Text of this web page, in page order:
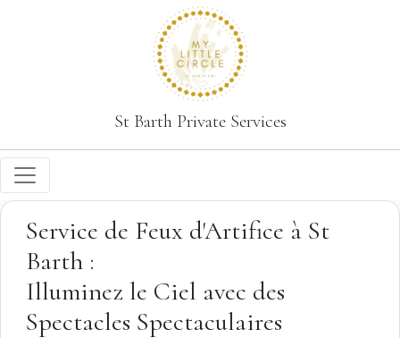
St Barth Private Services
Service de Feux d'Artifice à St
Barth :
Illuminez le Ciel avec des
Spectacles Spectaculaires